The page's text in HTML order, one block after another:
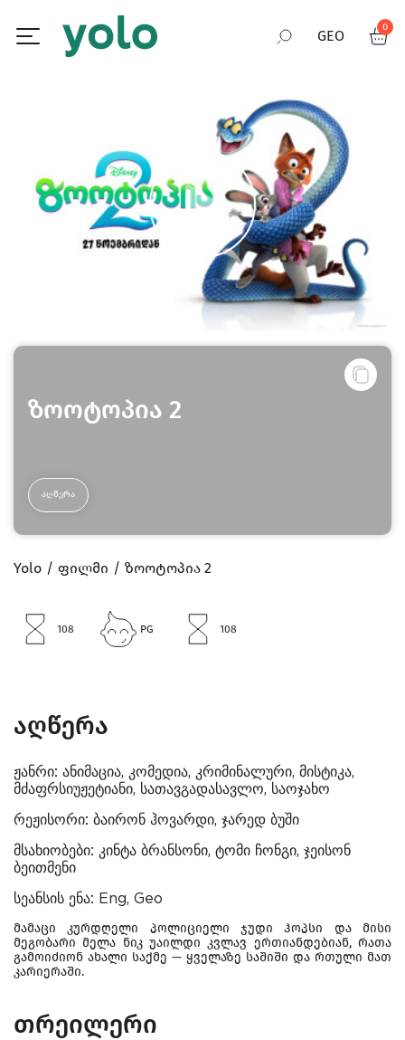
GEO
ENG
0
ზოოტოპია 2
ᲐᲦᲬᲔᲠᲐ
Yolo ფილმი ზოოტოპია 2
108 PG 108
აღწერა
ჟანრი: ანიმაცია, კომედია, კრიმინალური, მისტიკა,
მძაფრსიუჟეტიანი, სათავგადასავლო, საოჯახო
რეჟისორი: ბაირონ ჰოვარდი, ჯარედ ბუში
მსახიობები: კინტა ბრანსონი, ტომი ჩონგი, ჯეისონ
ბეითმენი
სეანსის ენა: Eng, Geo
მამაცი კურდღელი პოლიციელი ჯუდი ჰოპსი და მისი
მეგობარი მელა ნიკ უაილდი კვლავ ერთიანდებიან, რათა
გამოიძიონ ახალი საქმე — ყველაზე საშიში და რთული მათ
კარიერაში.
თრეილერი